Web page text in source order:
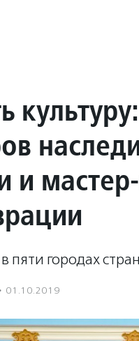
и
пяти городах
· 01.10.2019